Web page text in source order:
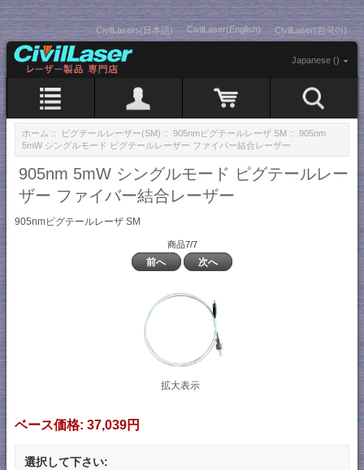
CivilLasers(日本語) CivilLaser(English) CivilLaser(한국어)
Japanese ()
ホーム :: ピグテールレーザー(SM) :: 905nmピグテールレーザ SM :: 905nm
5mW シングルモード ピグテールレーザー ファイバー結合レーザー
905nm 5mW シングルモード ピグテールレー
ザー ファイバー結合レーザー
905nmピグテールレーザ SM
商品7/7
前へ 次へ
拡大表示
ベース価格: 37,039円
選択して下さい: